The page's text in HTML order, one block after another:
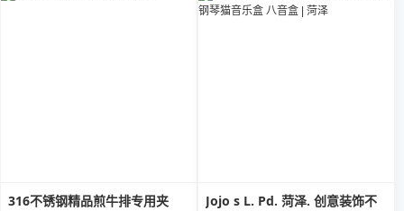
316不锈钢精品煎牛排专用夹
Jojo s L. Pd. 菏泽. 创意装饰不